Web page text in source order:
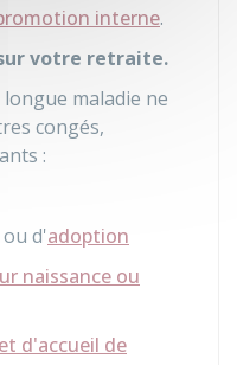
interne.
votre retraite.
maladie ne
congés,
:
ou d'adoption
naissance ou
d'accueil de